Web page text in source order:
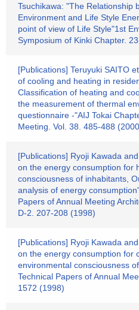
Tsuchikawa: "The Relationship
Environment and Life Style
point of view of Life Style"1st
Symposium of Kinki Chapter.
[Publications] Teruyuki SAITO
of cooling and heating in
Classification of heating and
the measurement of thermal
questionnaire -"AIJ Tokai
Meeting. Vol. 38. 485-488
[Publications] Ryoji Kawada
on the energy consumption for
consciousness of inhabitants,
analysis of energy
Papers of Annual Meeting
D-2. 207-208 (1998)
[Publications] Ryoji Kawada
on the energy consumption for
environmental consciousness
Technical Papers of Annual
1572 (1998)